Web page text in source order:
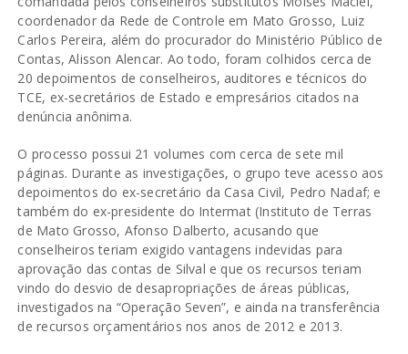
coordenador da Rede de Controle em Mato Grosso, Luiz
Carlos Pereira, além do procurador do Ministério Público de
Contas, Alisson Alencar. Ao todo, foram colhidos cerca de
20 depoimentos de conselheiros, auditores e técnicos do
TCE, ex-secretários de Estado e empresários citados na
denúncia anônima.
O processo possui 21 volumes com cerca de sete mil
páginas. Durante as investigações, o grupo teve acesso aos
depoimentos do ex-secretário da Casa Civil, Pedro Nadaf; e
também do ex-presidente do Intermat (Instituto de Terras
de Mato Grosso, Afonso Dalberto, acusando que
conselheiros teriam exigido vantagens indevidas para
aprovação das contas de Silval e que os recursos teriam
vindo do desvio de desapropriações de áreas públicas,
investigados na “Operação Seven”, e ainda na transferência
de recursos orçamentários nos anos de 2012 e 2013.